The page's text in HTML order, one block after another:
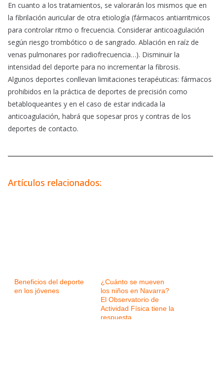
En cuanto a los tratamientos, se valorarán los mismos que en
la fibrilación auricular de otra etiología (fármacos antiarritmicos
para controlar ritmo o frecuencia. Considerar anticoagulación
según riesgo trombótico o de sangrado. Ablación en raíz de
venas pulmonares por radiofrecuencia…). Disminuir la
intensidad del deporte para no incrementar la fibrosis.
Algunos deportes conllevan limitaciones terapéuticas: fármacos
prohibidos en la práctica de deportes de precisión como
betabloqueantes y en el caso de estar indicada la
anticoagulación, habrá que sopesar pros y contras de los
deportes de contacto.
Artículos relacionados:
Beneficios del deporte
en los jóvenes
¿Cuánto se mueven
los niños en Navarra?
El Observatorio de
Actividad Física tiene la
respuesta